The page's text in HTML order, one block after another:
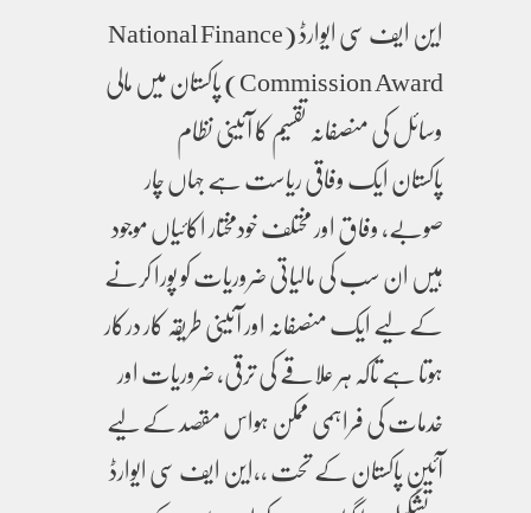
این ایف سی ایوارڈ (National Finance
Commission Award) پاکستان میں مالی
وسائل کی منصفانہ تقسیم کا آئینی نظام
پاکستان ایک وفاقی ریاست ہے جہاں چار
صوبے، وفاق اور مختلف خودمختار اکائیاں موجود
ہیں ان سب کی مالیاتی ضروریات کو پورا کرنے
کے لیے ایک منصفانہ اور آئینی طریقہ کار درکار
ہوتا ہے تاکہ ہر علاقے کی ترقی، ضروریات اور
خدمات کی فراہمی ممکن ہواس مقصد کے لیے
آئینِ پاکستان کے تحت ،،این ایف سی ایوارڈ